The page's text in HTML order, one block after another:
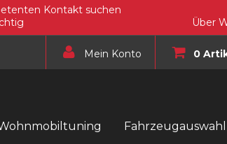
Kontakt suchen
Über
Mein Konto 0
Fahrzeugauswahl